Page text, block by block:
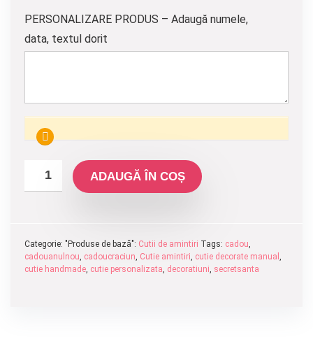
PERSONALIZARE PRODUS – Adaugă numele,
data, textul dorit
ADAUGĂ ÎN COȘ
Categorie: "Produse de bază": Cutii de amintiri Tags: cadou,
cadouanulnou, cadoucraciun, Cutie amintiri, cutie decorate manual ,
cutie handmade, cutie personalizata, decoratiuni, secretsanta